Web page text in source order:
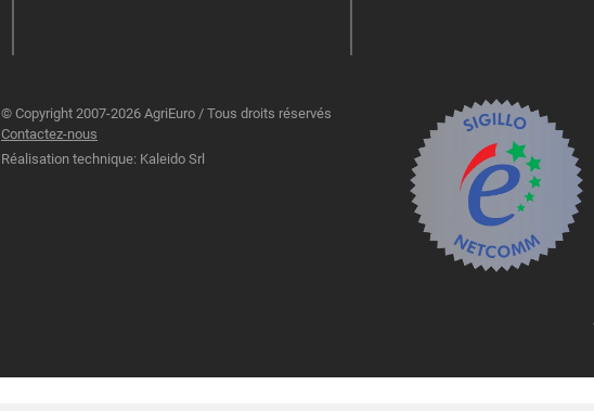
© Copyright 2007-2026 AgriEuro / Tous droits réservés
Contactez-nous
Réalisation technique: Kaleido Srl